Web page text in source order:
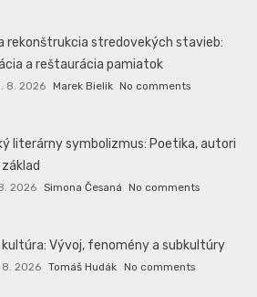
rekonštrukcia stredovekých stavieb:
a reštaurácia pamiatok
8. 2026 Marek Bielik No comments
literárny symbolizmus: Poetika, autori
2026 Simona Česaná No comments
Vývoj, fenomény a subkultúry
8. 2026 Tomáš Hudák No comments